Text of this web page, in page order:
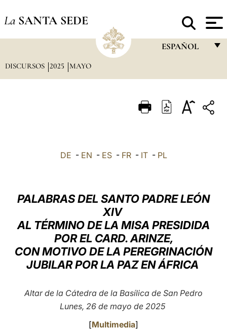
La SANTA SEDE
ESPAÑOL
ITALIANO
العربيّة
中文
LATINE
DISCURSOS 2025 MAYO
DE - EN - ES- FR- IT- PL
PALABRAS DEL SANTO PADRE LEÓN
XIV
AL TÉRMINO DE LA MISA PRESIDIDA
POR EL CARD. ARINZE,
CON MOTIVO DE LA PEREGRINACIÓN
JUBILAR POR LA PAZ EN ÁFRICA
Altar de la Cátedra de la Basílica de San Pedro
Lunes, 26 de mayo de 2025
[Multimedia]